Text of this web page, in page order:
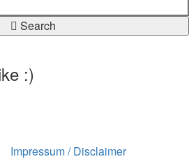
Search
:)
Impressum / Disclaimer